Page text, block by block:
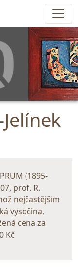
(1895-
prof. R.
nejčastějším
vysočina,
cena za
Kč